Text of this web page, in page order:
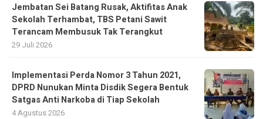
Jembatan Sei Batang Rusak, Aktifitas Anak
Sekolah Terhambat, TBS Petani Sawit
Terancam Membusuk Tak Terangkut
29 Juli 2026
Implementasi Perda Nomor 3 Tahun 2021,
DPRD Nunukan Minta Disdik Segera Bentuk
Satgas Anti Narkoba di Tiap Sekolah
4 Agustus 2026